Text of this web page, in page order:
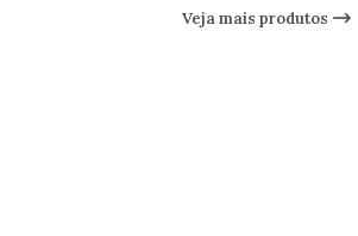
Veja mais produtos